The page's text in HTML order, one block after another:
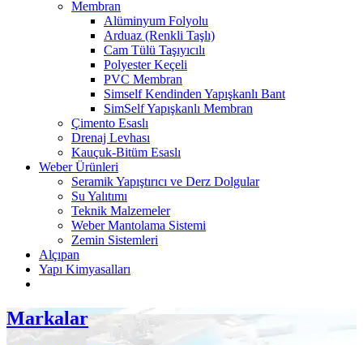
Membran
Alüminyum Folyolu
Arduaz (Renkli Taşlı)
Cam Tülü Taşıyıcılı
Polyester Keçeli
PVC Membran
Simself Kendinden Yapışkanlı Bant
SimSelf Yapışkanlı Membran
Çimento Esaslı
Drenaj Levhası
Kauçuk-Bitüm Esaslı
Weber Ürünleri
Seramik Yapıştırıcı ve Derz Dolgular
Su Yalıtımı
Teknik Malzemeler
Weber Mantolama Sistemi
Zemin Sistemleri
Alçıpan
Yapı Kimyasalları
Markalar